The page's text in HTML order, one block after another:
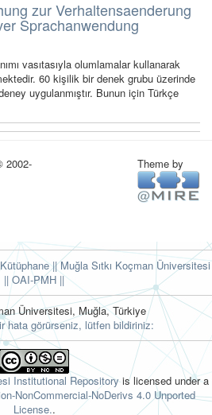
zur Verhaltensaenderung
Sprachanwendung
vasıtasıyla olumlamalar kullanarak
60 kişilik bir denek grubu üzerinde
uygulanmıştır. Bunun için Türkçe
2002-
Theme by
|| Muğla Sıtkı Koçman Üniversitesi
|| OAI-PMH ||
Üniversitesi, Muğla, Türkiye
hata görürseniz, lütfen bildiriniz:
Institutional Repositoryis licensed under a
NonCommercial-NoDerivs 4.0 Unported
License..